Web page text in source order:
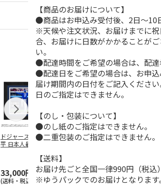
ドジャース 大谷翔
平 日本人最多53試
33,000円
(送料・税込)
MLB ドジャース 大
谷翔平 2026 NL 3・
33,000円
(送料・税込)
ドジャース
9,900円
(送料・税込)
【商品のお届けについて】
●商品はお申込み受付後、2日～10
※天候や注文状況、お届けまでに
合、お届けに日数がかかることが
い。
●配達時間をご希望の場合は、配達
●配達日をご希望の場合は、お申
届け期間内の日付をご記入くださ
日のご指定はできません。
【のし・包装について】
●のし紙のご指定はできません。
●二重包装のご指定はできません。
【送料】
お届け先ごと全国一律990円（税込）
※ゆうパックでのお届けとなります。